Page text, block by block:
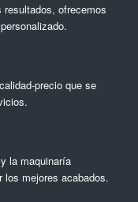
resultados, ofrecemos
precio que se
la maquinaría
los mejores acabados.